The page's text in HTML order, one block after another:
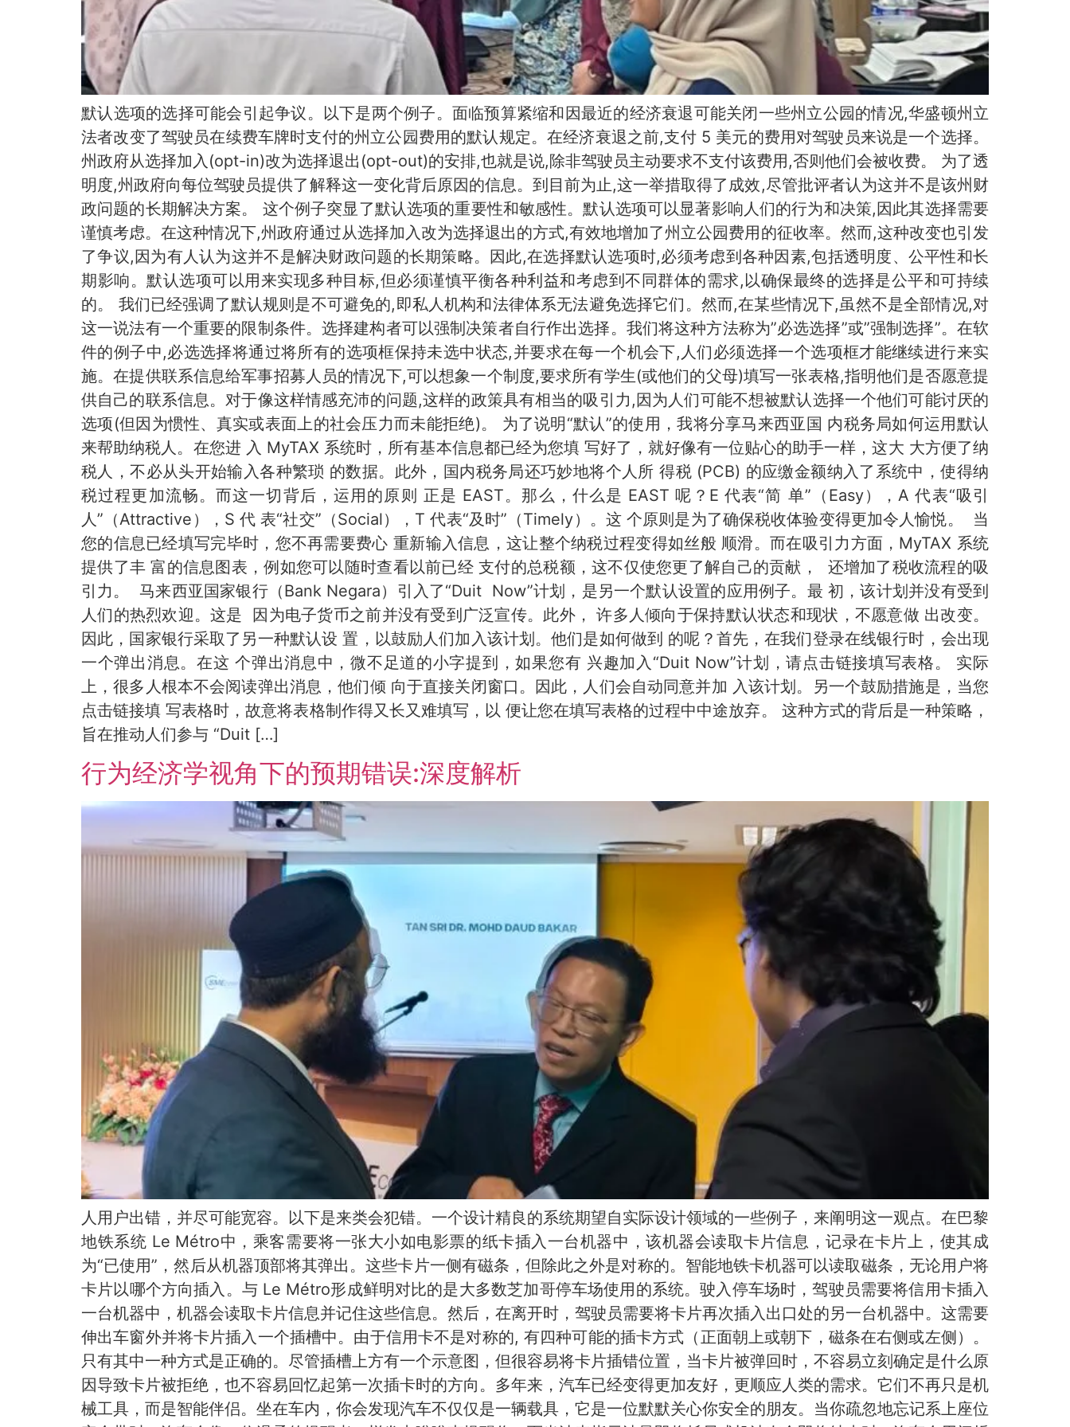
默认选项的选择可能会引起争议。以下是两个例子。面临预算紧缩和因最近的经济衰退可能关闭一些州立公园的情况,华盛顿州立
法者改变了驾驶员在续费车牌时支付的州立公园费用的默认规定。在经济衰退之前,支付 5 美元的费用对驾驶员来说是一个选择。
州政府从选择加入(opt-in)改为选择退出(opt-out)的安排,也就是说,除非驾驶员主动要求不支付该费用,否则他们会被收费。 为了透
明度,州政府向每位驾驶员提供了解释这一变化背后原因的信息。到目前为止,这一举措取得了成效,尽管批评者认为这并不是该州财
政问题的长期解决方案。 这个例子突显了默认选项的重要性和敏感性。默认选项可以显著影响人们的行为和决策,因此其选择需要
谨慎考虑。在这种情况下,州政府通过从选择加入改为选择退出的方式,有效地增加了州立公园费用的征收率。然而,这种改变也引发
了争议,因为有人认为这并不是解决财政问题的长期策略。因此,在选择默认选项时,必须考虑到各种因素,包括透明度、公平性和长
期影响。默认选项可以用来实现多种目标,但必须谨慎平衡各种利益和考虑到不同群体的需求,以确保最终的选择是公平和可持续
的。 我们已经强调了默认规则是不可避免的,即私人机构和法律体系无法避免选择它们。然而,在某些情况下,虽然不是全部情况,对
这一说法有一个重要的限制条件。选择建构者可以强制决策者自行作出选择。我们将这种方法称为”必选选择”或”强制选择”。在软
件的例子中,必选选择将通过将所有的选项框保持未选中状态,并要求在每一个机会下,人们必须选择一个选项框才能继续进行来实
施。在提供联系信息给军事招募人员的情况下,可以想象一个制度,要求所有学生(或他们的父母)填写一张表格,指明他们是否愿意提
供自己的联系信息。对于像这样情感充沛的问题,这样的政策具有相当的吸引力,因为人们可能不想被默认选择一个他们可能讨厌的
选项(但因为惯性、真实或表面上的社会压力而未能拒绝)。 为了说明“默认”的使用，我将分享马来西亚国 内税务局如何运用默认
来帮助纳税人。在您进 入 MyTAX 系统时，所有基本信息都已经为您填 写好了，就好像有一位贴心的助手一样，这大 大方便了纳
税人，不必从头开始输入各种繁琐 的数据。此外，国内税务局还巧妙地将个人所 得税 (PCB) 的应缴金额纳入了系统中，使得纳
税过程更加流畅。而这一切背后，运用的原则 正是 EAST。那么，什么是 EAST 呢？E 代表“简 单”（Easy），A 代表“吸引
人”（Attractive），S 代 表“社交”（Social），T 代表“及时”（Timely）。这 个原则是为了确保税收体验变得更加令人愉悦。 当
您的信息已经填写完毕时，您不再需要费心 重新输入信息，这让整个纳税过程变得如丝般 顺滑。而在吸引力方面，MyTAX 系统
提供了丰 富的信息图表，例如您可以随时查看以前已经 支付的总税额，这不仅使您更了解自己的贡献， 还增加了税收流程的吸
引力。 马来西亚国家银行（Bank Negara）引入了“Duit Now”计划，是另一个默认设置的应用例子。最 初，该计划并没有受到
人们的热烈欢迎。这是 因为电子货币之前并没有受到广泛宣传。此外， 许多人倾向于保持默认状态和现状，不愿意做 出改变。
因此，国家银行采取了另一种默认设 置，以鼓励人们加入该计划。他们是如何做到 的呢？首先，在我们登录在线银行时，会出现
一个弹出消息。在这 个弹出消息中，微不足道的小字提到，如果您有 兴趣加入“Duit Now”计划，请点击链接填写表格。 实际
上，很多人根本不会阅读弹出消息，他们倾 向于直接关闭窗口。因此，人们会自动同意并加 入该计划。另一个鼓励措施是，当您
点击链接填 写表格时，故意将表格制作得又长又难填写，以 便让您在填写表格的过程中中途放弃。 这种方式的背后是一种策略，
旨在推动人们参与 “Duit […]
行为经济学视角下的预期错误:深度解析
人用户出错，并尽可能宽容。以下是来类会犯错。一个设计精良的系统期望自实际设计领域的一些例子，来阐明这一观点。在巴黎
地铁系统 Le Métro中，乘客需要将一张大小如电影票的纸卡插入一台机器中，该机器会读取卡片信息，记录在卡片上，使其成
为“已使用”，然后从机器顶部将其弹出。这些卡片一侧有磁条，但除此之外是对称的。智能地铁卡机器可以读取磁条，无论用户将
卡片以哪个方向插入。与 Le Métro形成鲜明对比的是大多数芝加哥停车场使用的系统。驶入停车场时，驾驶员需要将信用卡插入
一台机器中，机器会读取卡片信息并记住这些信息。然后，在离开时，驾驶员需要将卡片再次插入出口处的另一台机器中。这需要
伸出车窗外并将卡片插入一个插槽中。由于信用卡不是对称的, 有四种可能的插卡方式（正面朝上或朝下，磁条在右侧或左侧）。
只有其中一种方式是正确的。尽管插槽上方有一个示意图，但很容易将卡片插错位置，当卡片被弹回时，不容易立刻确定是什么原
因导致卡片被拒绝，也不容易回忆起第一次插卡时的方向。多年来，汽车已经变得更加友好，更顺应人类的需求。它们不再只是机
械工具，而是智能伴侣。坐在车内，你会发现汽车不仅仅是一辆载具，它是一位默默关心你安全的朋友。当你疏忽地忘记系上座位